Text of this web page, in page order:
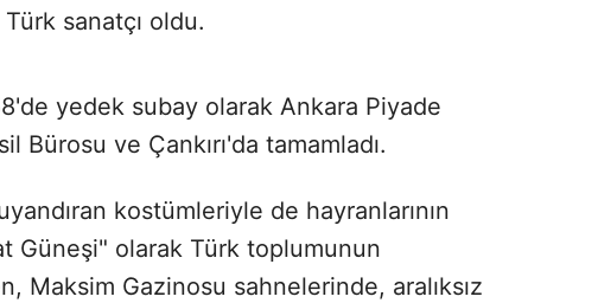
sanatçı oldu.
yedek subay olarak Ankara Piyade
Bürosu ve Çankırı'da tamamladı.
kostümleriyle de hayranlarının
Güneşi" olarak Türk toplumunun
Maksim Gazinosu sahnelerinde, aralıksız